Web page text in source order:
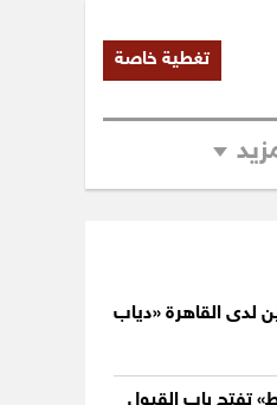
تغطية خاصة
لدى القاهرة «دياب